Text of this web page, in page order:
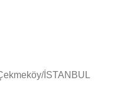
İSTANBUL